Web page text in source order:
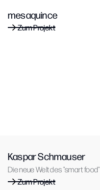
mesaquince
Zum Projekt
Kaspar Schmauser
Die neue Welt des "smart food"
Zum Projekt